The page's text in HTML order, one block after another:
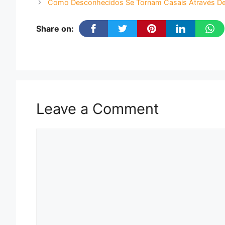
Como Desconhecidos Se Tornam Casais Através
Share on:
Leave a Comment